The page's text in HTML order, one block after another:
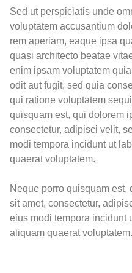
Sed ut perspiciatis unde
voluptatem accusantium
rem aperiam, eaque ipsa
quasi architecto beatae
enim ipsam voluptatem
odit aut fugit, sed quia
qui ratione voluptatem
quisquam est, qui dolorem
consectetur, adipisci velit,
modi tempora incidunt ut
quaerat voluptatem.
Neque porro quisquam
sit amet, consectetur,
eius modi tempora incidunt
aliquam quaerat voluptatem.